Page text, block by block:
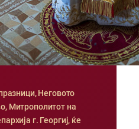
Неговото
Митрополитот на
г. Георгиј, ќе